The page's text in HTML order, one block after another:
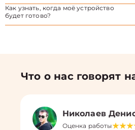
Как узнать, когда моё устройство
будет готово?
Что о нас говорят
Николаев
Оценка работы